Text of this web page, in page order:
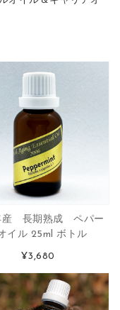
産 長期熟成 ペパー
イル 25ml ボトル
¥3,680